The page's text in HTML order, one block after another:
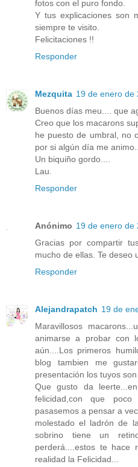
fotos con el puro fondo.
Y tus explicaciones son
siempre te visito.
Felicitaciones !!
Responder
Mezquita 19 de enero de
Buenos días meu.... que
Creo que los macarons
he puesto de umbral, no
por si algún día me
Un biquiño gordo....
Lau.
Responder
Anónimo 19 de enero de
Gracias por compartir
mucho de ellas. Te deseo
Responder
Alejandrapatch 19 de
Maravillosos
animarse a probar con
aún....Los primeros
blog tambien me
presentación los tuyos son
Que gusto da
felicidad,con que
pasasemos a pensar a
molestado el ladrón de
sobrino tiene un
perderá....estos te hace
realidad la Felicidad...